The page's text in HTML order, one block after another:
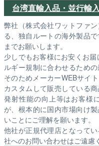
台湾直輸入品・並行輸
弊社（株式会社ワットファ
る、独自ルートの海外製品
までお願いします。
少しでもお客様にお安くお
ルギー規制に合わせるため
そのためメーカーWEBサイ
カスタムして販売している
発射性能の向上等はお客様
が、根本的に国内市場向け
いことにご理解を願います。
他社が正規代理店となって
社へのお問い合わせはご遠慮